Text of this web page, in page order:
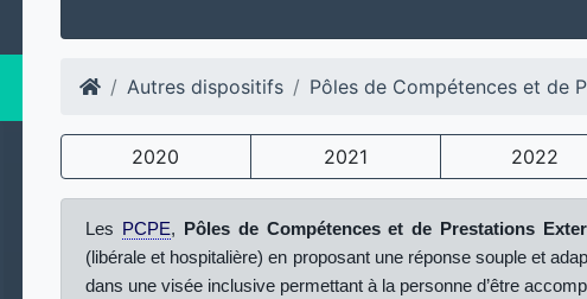
Autres dispositifs Pôles de Compétences et de
2020 2021 2022
Les PCPE, Pôles de Compétences et de Prestations
(libérale et hospitalière) en proposant une réponse souple et
dans une visée inclusive permettant à la personne d’être